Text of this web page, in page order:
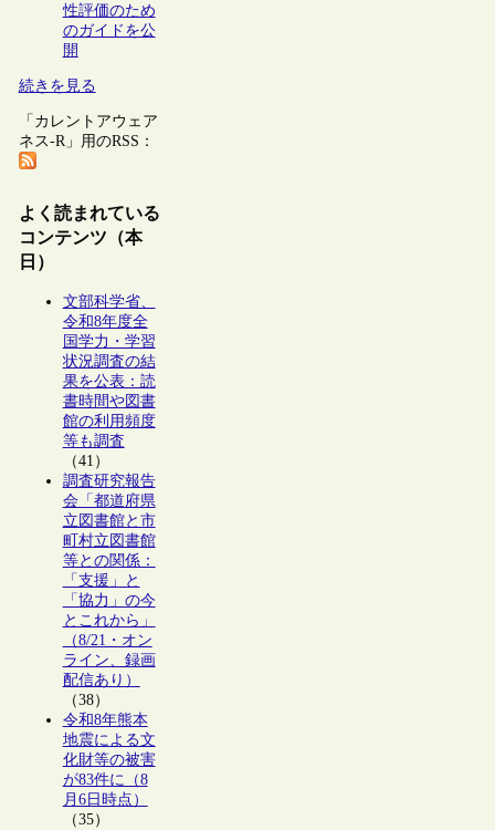
性評価のため
のガイドを公
開
続きを見る
「カレントアウェア
ネス-R」用のRSS：
よく読まれている
コンテンツ（本
日）
文部科学省、
令和8年度全
国学力・学習
状況調査の結
果を公表：読
書時間や図書
館の利用頻度
等も調査
（41）
調査研究報告
会「都道府県
立図書館と市
町村立図書館
等との関係：
「支援」と
「協力」の今
とこれから」
（8/21・オン
ライン、録画
配信あり）
（38）
令和8年熊本
地震による文
化財等の被害
が83件に（8
月6日時点）
（35）